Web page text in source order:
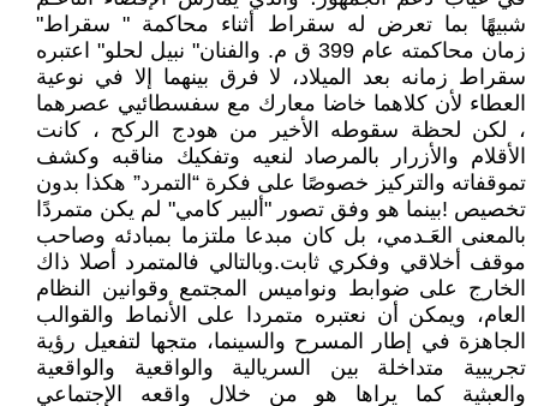
شبيهًا بما تعرض له سقراط أثناء محاكمة " سقراط"
زمان محاكمته عام 399 ق م. والفنان" نبيل لحلو" اعتبره
سقراط زمانه بعد الميلاد، لا فرق بينهما إلا في نوعية
العطاء لأن كلاهما خاضا معارك مع سفسطائيي عصرهما
، لكن لحظة سقوطه الأخير من هودج الركح ، كانت
الأقلام والأزرار بالمرصاد لنعيه وتفكيك مناقبه وكشف
تموقفاته والتركيز خصوصًا على فكرة “التمرد” هكذا بدون
تخصيص !بينما هو وفق تصور "ألبير كامي" لم يكن متمردًا
بالمعنى العَـدمي، بل كان مبدعا ملتزما بمبادئه وصاحب
موقف أخلاقي وفكري ثابت.وبالتالي فالمتمرد أصلا ذاك
الخارج على ضوابط ونواميس المجتمع وقوانين النظام
العام، ويمكن أن نعتبره متمردا على الأنماط والقوالب
الجاهزة في إطار المسرح والسينما، متجها لتفعيل رؤية
تجريبية متداخلة بين السريالية والواقعية والواقعية
والعبثية كما يراها هو من خلال واقعه الإجتماعي